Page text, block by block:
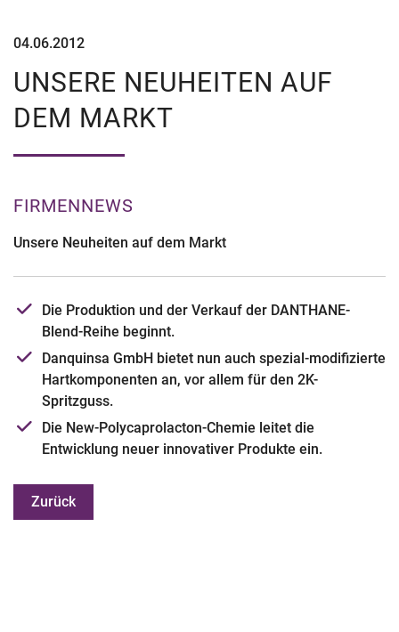
04.06.2012
UNSERE NEUHEITEN AUF
DEM MARKT
FIRMENNEWS
Unsere Neuheiten auf dem Markt
Die Produktion und der Verkauf der DANTHANE-
Blend-Reihe beginnt.
Danquinsa GmbH bietet nun auch spezial-modifizierte
Hartkomponenten an, vor allem für den 2K-
Spritzguss.
Die New-Polycaprolacton-Chemie leitet die
Entwicklung neuer innovativer Produkte ein.
Zurück